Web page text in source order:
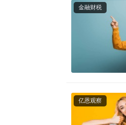
金融财税
亿恩观察